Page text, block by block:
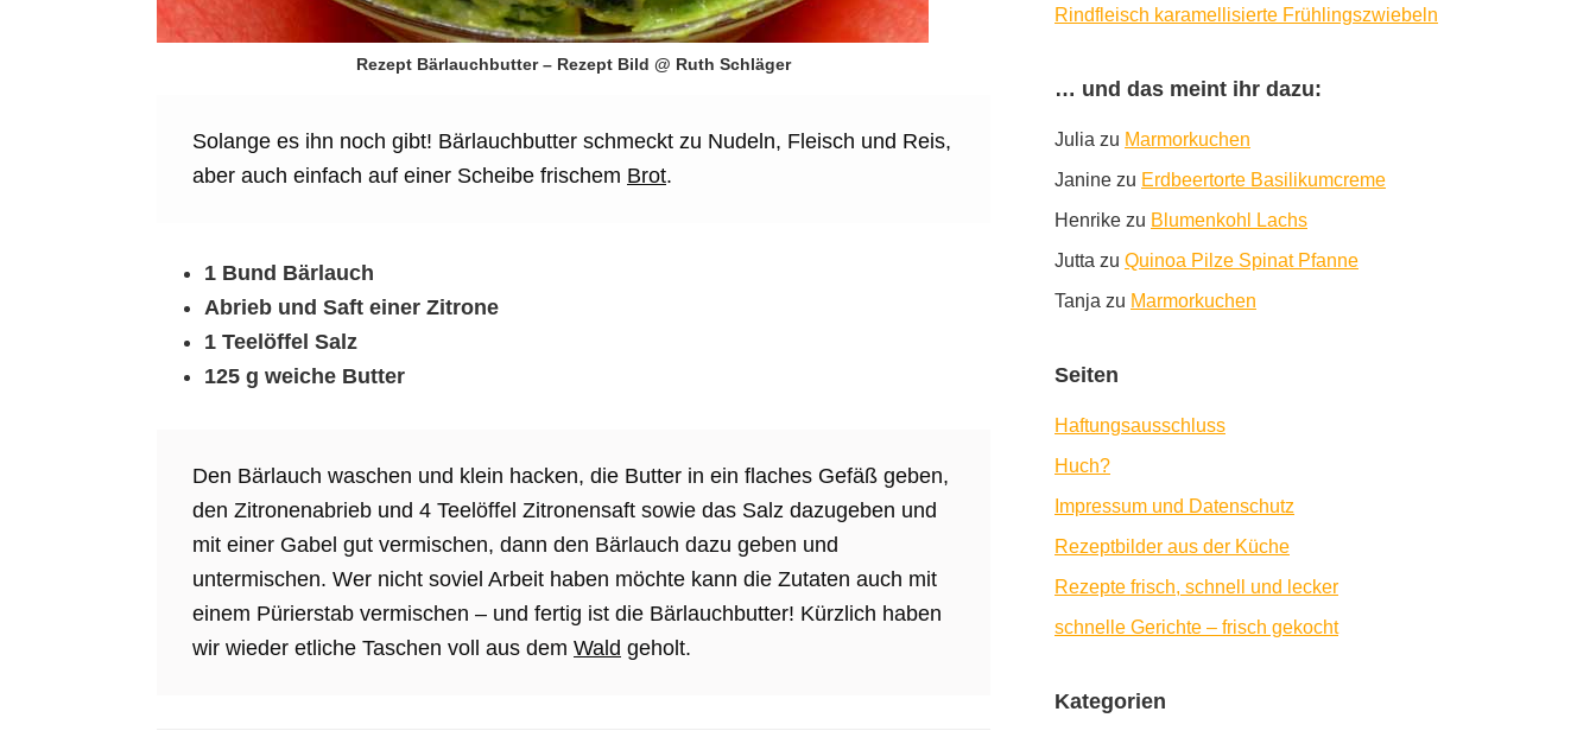
Rezept Bärlauchbutter – Rezept Bild @ Ruth Schläger
Solange es ihn noch gibt! Bärlauchbutter schmeckt zu Nudeln, Fleisch und Reis,
aber auch einfach auf einer Scheibe frischem Brot.
1 Bund Bärlauch
Abrieb und Saft einer Zitrone
1 Teelöffel Salz
125 g weiche Butter
Den Bärlauch waschen und klein hacken, die Butter in ein flaches Gefäß geben,
den Zitronenabrieb und 4 Teelöffel Zitronensaft sowie das Salz dazugeben und
mit einer Gabel gut vermischen, dann den Bärlauch dazu geben und
untermischen. Wer nicht soviel Arbeit haben möchte kann die Zutaten auch mit
einem Pürierstab vermischen – und fertig ist die Bärlauchbutter! Kürzlich haben
wir wieder etliche Taschen voll aus dem Wald geholt.
Rindfleisch karamellisierte Frühlingszwiebeln
… und das meint ihr dazu:
Julia zu Marmorkuchen
Janine zu Erdbeertorte Basilikumcreme
Henrike zu Blumenkohl Lachs
Jutta zu Quinoa Pilze Spinat Pfanne
Tanja zu Marmorkuchen
Seiten
Haftungsausschluss
Huch?
Impressum und Datenschutz
Rezeptbilder aus der Küche
Rezepte frisch, schnell und lecker
schnelle Gerichte – frisch gekocht
Kategorien